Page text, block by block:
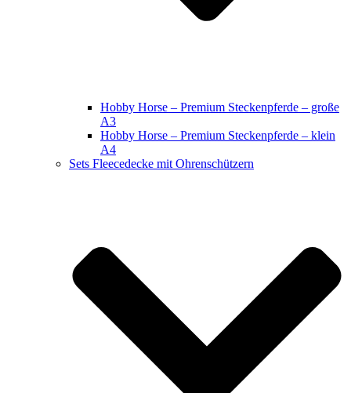
Hobby Horse – Premium Steckenpferde – große
A3
Hobby Horse – Premium Steckenpferde – klein
A4
Sets Fleecedecke mit Ohrenschützern